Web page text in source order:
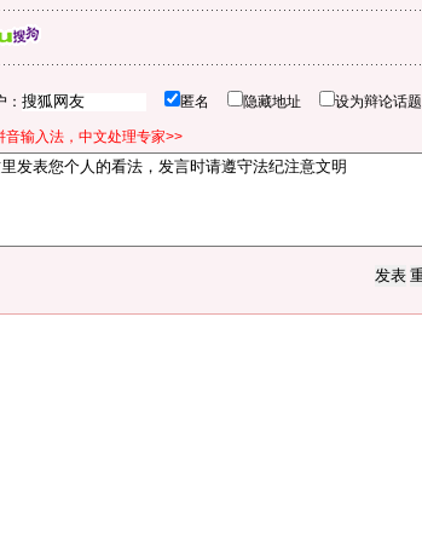
： 匿名 隐藏地址 设为辩论话题
音输入法，中文处理专家>>